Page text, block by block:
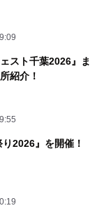
スト千葉2026』ま
紹介！
り2026』を開催！